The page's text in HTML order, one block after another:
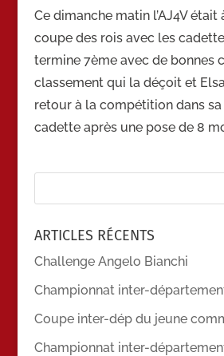
Ce dimanche matin l’AJ4V était
coupe des rois avec les
termine 7ème avec de bonnes
classement qui la déçoit et
retour à la compétition dans
cadette après une pose de 8
ARTICLES RÉCENTS
Challenge Angelo Bianchi
Championnat inter-
Coupe inter-dép du jeune
Championnat inter-